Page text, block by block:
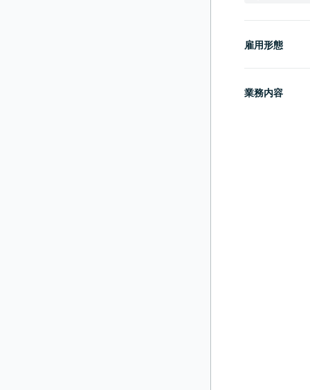
雇用形態
業務内容